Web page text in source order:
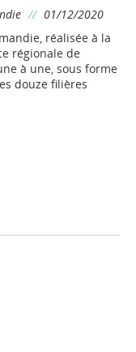
// 01/12/2020
réalisée à la
régionale de
à une, sous forme
douze filières